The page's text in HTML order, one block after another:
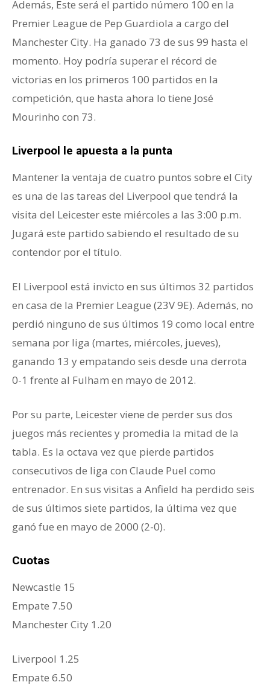
Además, Este será el partido número 100 en la
Premier League de Pep Guardiola a cargo del
Manchester City. Ha ganado 73 de sus 99 hasta el
momento. Hoy podría superar el récord de
victorias en los primeros 100 partidos en la
competición, que hasta ahora lo tiene José
Mourinho con 73.
Liverpool le apuesta a la punta
Mantener la ventaja de cuatro puntos sobre el City
es una de las tareas del Liverpool que tendrá la
visita del Leicester este miércoles a las 3:00 p.m.
Jugará este partido sabiendo el resultado de su
contendor por el título.
El Liverpool está invicto en sus últimos 32 partidos
en casa de la Premier League (23V 9E). Además, no
perdió ninguno de sus últimos 19 como local entre
semana por liga (martes, miércoles, jueves),
ganando 13 y empatando seis desde una derrota
0-1 frente al Fulham en mayo de 2012.
Por su parte, Leicester viene de perder sus dos
juegos más recientes y promedia la mitad de la
tabla. Es la octava vez que pierde partidos
consecutivos de liga con Claude Puel como
entrenador. En sus visitas a Anfield ha perdido seis
de sus últimos siete partidos, la última vez que
ganó fue en mayo de 2000 (2-0).
Cuotas
Newcastle 15
Empate 7.50
Manchester City 1.20
Liverpool 1.25
Empate 6.50